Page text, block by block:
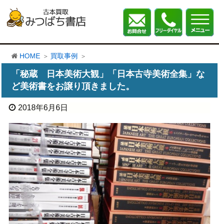
HOME 買取事例
「秘蔵 日本美術大観」「日本古寺美術全集」な
ど美術書をお譲り頂きました。
2018年6月6日